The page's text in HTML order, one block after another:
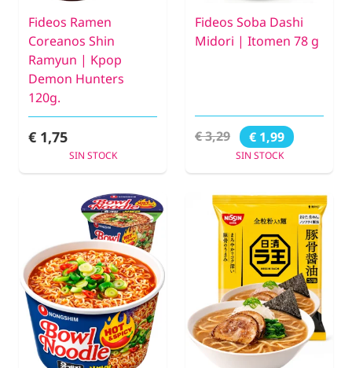
Fideos Ramen
Coreanos Shin
Ramyun | Kpop
Demon Hunters
120g.
€ 1,75
SIN STOCK
Fideos Soba Dashi
Midori | Itomen 78 g
€ 3,29 € 1,99
SIN STOCK